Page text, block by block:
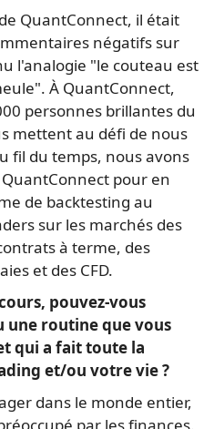
QuantConnect, il était
négatifs sur
l'analogie "le couteau est
À QuantConnect,
personnes brillantes du
mettent au défi de nous
fil du temps, nous avons
pour en
de backtesting au
sur les marchés des
à terme, des
et des CFD.
pouvez-vous
routine que vous
qui a fait toute la
et/ou votre vie ?
dans le monde entier,